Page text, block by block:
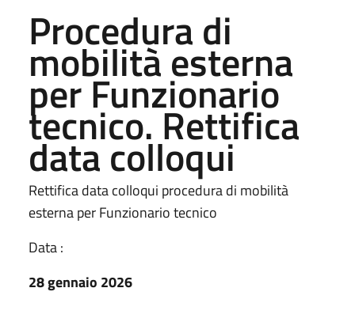
Procedura di
mobilità esterna
per Funzionario
tecnico. Rettifica
data colloqui
Rettifica data colloqui procedura di mobilità
esterna per Funzionario tecnico
Data :
28 gennaio 2026